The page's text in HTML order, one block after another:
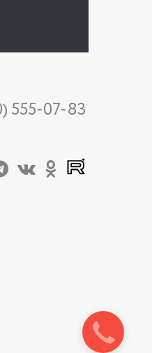
555-07-83